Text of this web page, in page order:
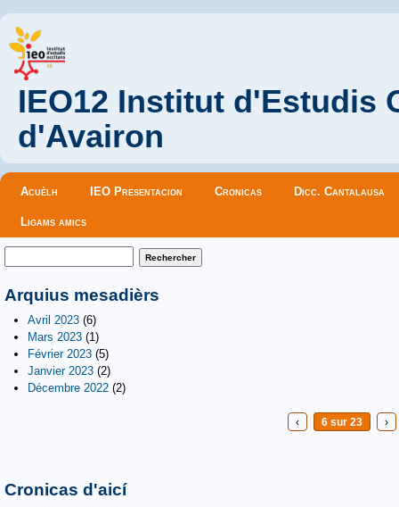
IEO12 Institut d'Estudis
d'Avairon
Menu principal
Acuèlh IEO Presentacion Cronicas Dicc. Cantalausa
Ligams amics
Formulaire de recherche
Arquius mesadièrs
Avril 2023 (6)
Mars 2023 (1)
Février 2023 (5)
Janvier 2023 (2)
Décembre 2022 (2)
‹ 6 sur 23 ›
Cronicas d'aicí